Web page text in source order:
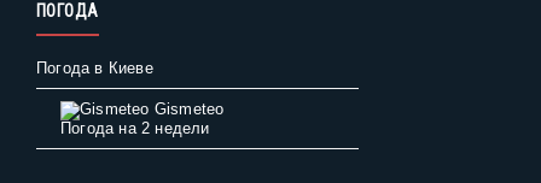
ПОГОДА
Погода в Киеве
Gismeteo
Погода на 2 недели